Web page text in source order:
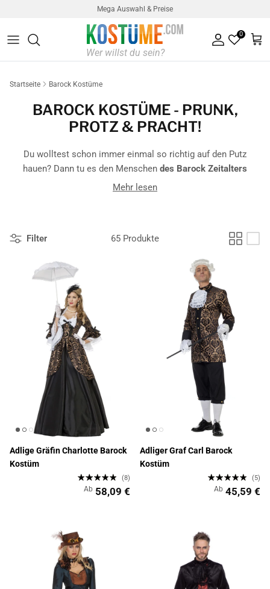
Mega Auswahl & Preise
0
Konto
Startseite Barock Kostüme
BAROCK KOSTÜME - PRUNK,
PROTZ & PRACHT!
Du wolltest schon immer einmal so richtig auf den Putz
hauen? Dann tu es den Menschen des Barock Zeitalters
, denn unsere Vorfahren wussten, wie man
Mehr lesen
Filter 65 Produkte
Adlige Gräfin Charlotte Barock
Kostüm
(8)
Ab 58,09 €
Adliger Graf Carl Barock
Kostüm
(5)
Ab 45,59 €